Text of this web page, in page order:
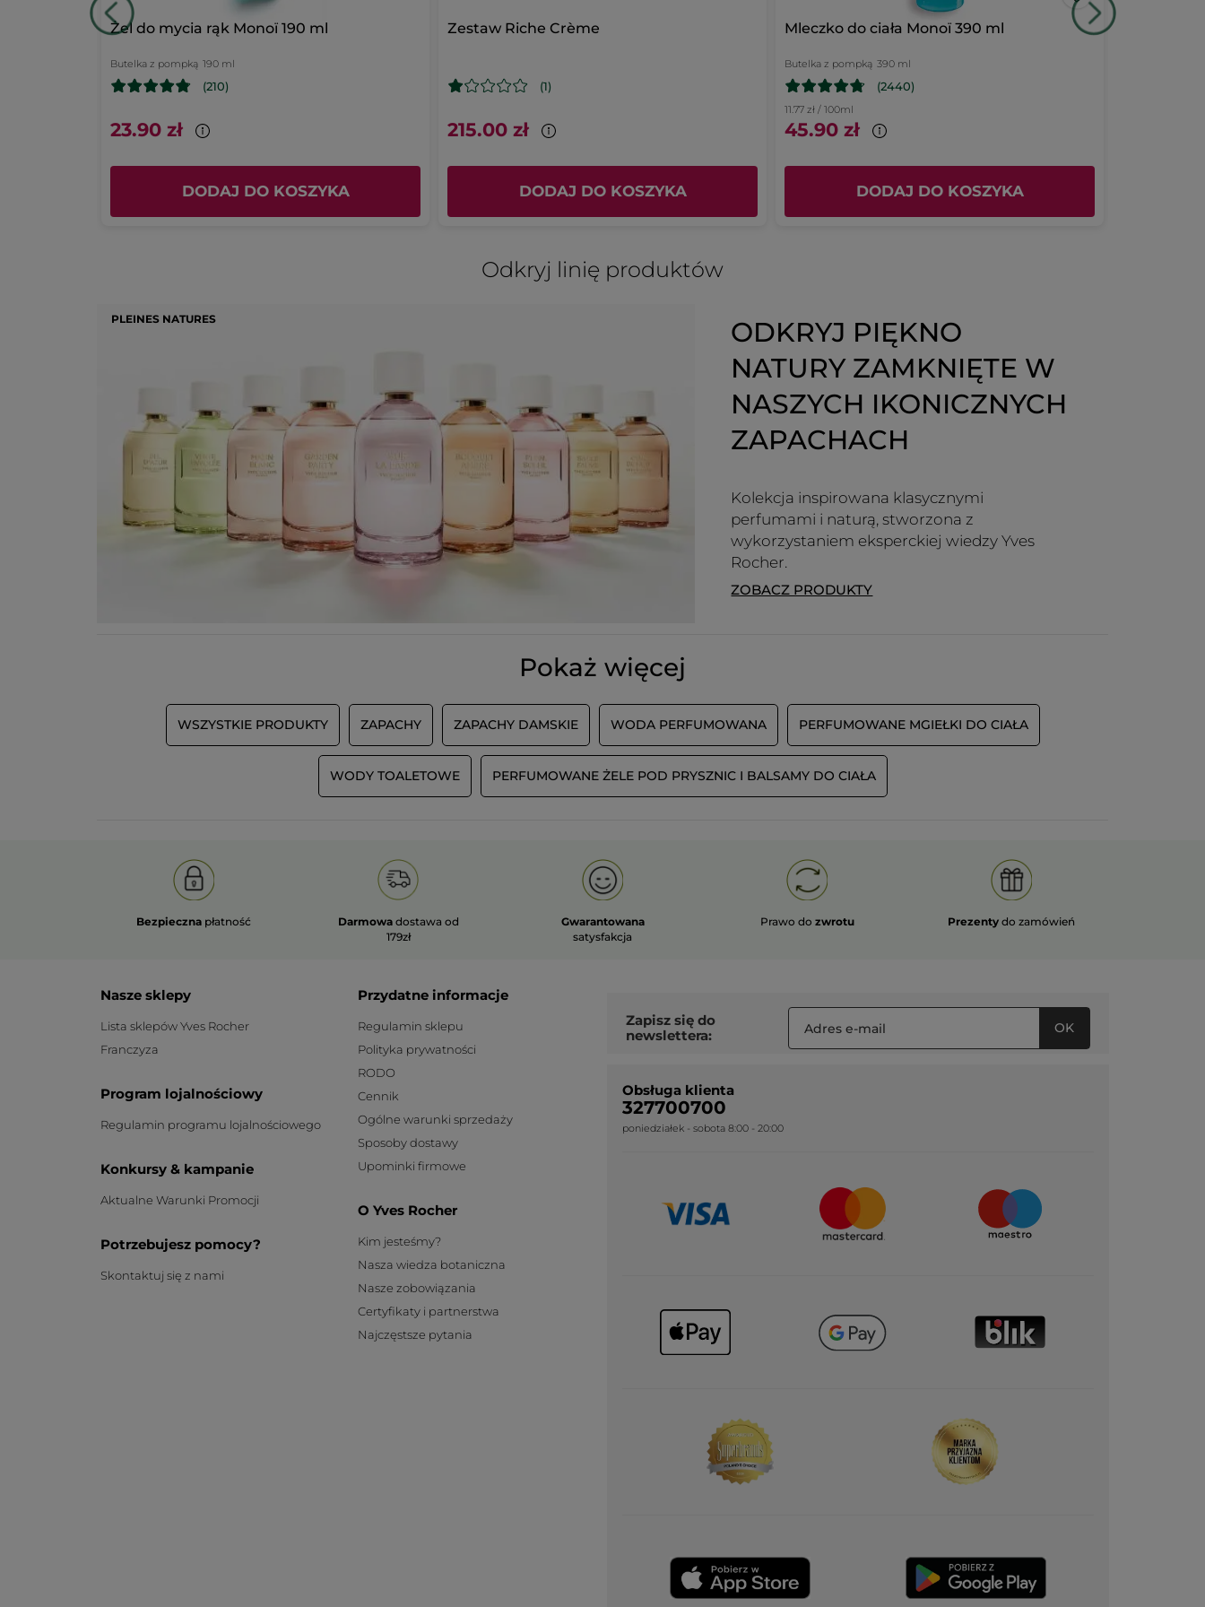
Żel do mycia rąk Monoï 190 ml
Butelka z pompką 190 ml
(210)
23.90 zł
DODAJ DO KOSZYKA
Zestaw Riche Crème
(1)
215.00 zł
DODAJ DO KOSZYKA
Mleczko do ciała Monoï 390 ml
Butelka z pompką 390 ml
(2440)
11.77 zł / 100ml
45.90 zł
DODAJ DO KOSZYKA
Odkryj linię produktów
PLEINES NATURES
ODKRYJ PIĘKNO
NATURY ZAMKNIĘTE W
NASZYCH IKONICZNYCH
ZAPACHACH
Kolekcja inspirowana klasycznymi
perfumami i naturą, stworzona z
wykorzystaniem eksperckiej wiedzy Yves
Rocher.
ZOBACZ PRODUKTY
Pokaż więcej
WSZYSTKIE PRODUKTY ZAPACHY ZAPACHY DAMSKIE WODA PERFUMOWANA PERFUMOWANE MGIEŁKI DO CIAŁA
WODY TOALETOWE PERFUMOWANE ŻELE POD PRYSZNIC I BALSAMY DO CIAŁA
Bezpieczna płatność Darmowa dostawa od
179zł
Gwarantowana
satysfakcja
Prawo do zwrotu Prezenty do zamówień
Nasze sklepy
Lista sklepów Yves Rocher
Franczyza
Program lojalnościowy
Regulamin programu lojalnościowego
Konkursy & kampanie
Aktualne Warunki Promocji
Potrzebujesz pomocy?
Skontaktuj się z nami
Przydatne informacje
Regulamin sklepu
Polityka prywatności
RODO
Cennik
Ogólne warunki sprzedaży
Sposoby dostawy
Upominki firmowe
O Yves Rocher
Kim jesteśmy?
Nasza wiedza botaniczna
Nasze zobowiązania
Certyfikaty i partnerstwa
Najczęstsze pytania
Zapisz się do
newslettera:
OK
Obsługa klienta
327700700
poniedziałek - sobota 8:00 - 20:00